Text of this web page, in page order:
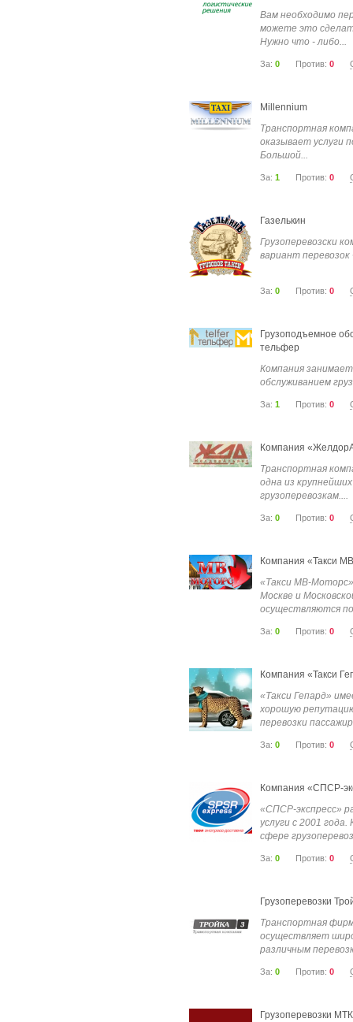
Вам необходимо
можете это
Нужно что - либо...
За: 0 Против: 0
Millennium
Транспортная
оказывает услуги
Большой...
За: 1 Против: 0
Газелькин
Грузоперевозски
вариант перевозок
За: 0 Против: 0
Грузоподъемное
тельфер
Компания
обслуживанием
За: 1 Против: 0
Компания
Транспортная
одна из
грузоперевозкам....
За: 0 Против: 0
Компания «Такси
«Такси МВ-
Москве и
осуществляются
За: 0 Против: 0
Компания «Такси
«Такси Гепард»
хорошую
перевозки
За: 0 Против: 0
Компания «СПСР-
«СПСР-экспресс»
услуги с 2001
сфере
За: 0 Против: 0
Грузоперевозки
Транспортная
осуществляет
различным
За: 0 Против: 0
Грузоперевозки